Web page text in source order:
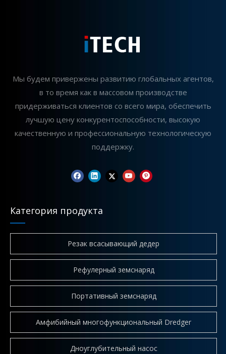
Мы будем привержены развитию глобальных агентов,
в то время как в массовом производстве
придерживаться клиентов со всего мира, обеспечить
лучшую цену конкурентоспособности, высокую
качественную и профессиональную технологическую
поддержку.
Категория продукта
Резак всасывающий дедер
Рефулерный земснаряд
Портативный земснаряд
Амфибийный многофункциональный Dredger
Дноуглубительный насос